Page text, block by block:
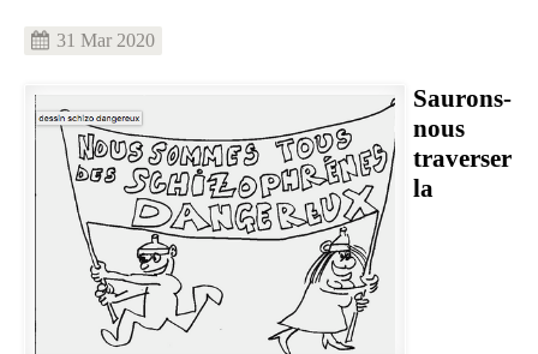
31 Mar 2020
Image
Saurons-
nous
traverser
la